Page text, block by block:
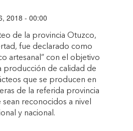
2018 - 00:00
de la provincia Otuzco,
fue declarado como
artesanal” con el objetivo
producción de calidad de
que se producen en
de la referida provincia
sean reconocidos a nivel
y nacional.